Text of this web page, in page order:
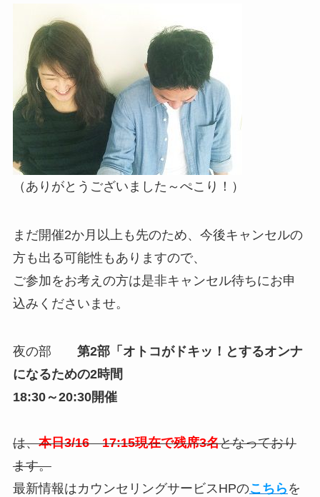
（ありがとうございました～ぺこり！）
まだ開催2か月以上も先のため、今後キャンセルの
方も出る可能性もありますので、
ご参加をお考えの方は是非キャンセル待ちにお申
込みくださいませ。
夜の部 第2部「オトコがドキッ！とするオンナ
になるための2時間
18:30～20:30開催
は、本日3/16 17:15現在で残席3名となっており
ます。
最新情報はカウンセリングサービスHPのこちら を